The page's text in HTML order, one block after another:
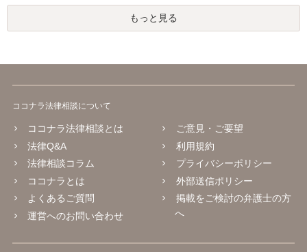
もっと見る
ココナラ法律相談について
ココナラ法律相談とは
法律Q&A
法律相談コラム
ココナラとは
よくあるご質問
運営へのお問い合わせ
ご意見・ご要望
利用規約
プライバシーポリシー
外部送信ポリシー
掲載をご検討の弁護士の方
へ